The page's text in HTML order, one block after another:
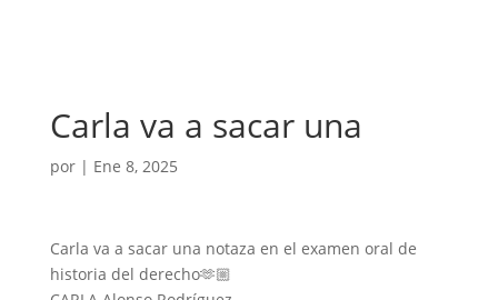
Carla va a sacar una
por | Ene 8, 2025
Carla va a sacar una notaza en el examen oral de
historia del derecho🫶🏼